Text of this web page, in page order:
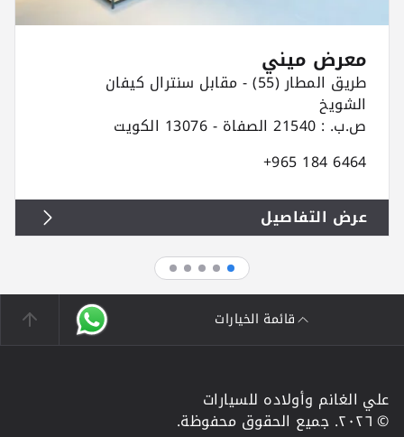
معرض ميني
طريق المطار (55) - مقابل سنترال كيفان
الشويخ
ص.ب. : 21540 الصفاة - 13076 الكويت
+965 184 6464
عرض التفاصيل
قائمة الخيارات
علي الغانم وأولاده للسيارات
© ٢٠٢٦. جميع الحقوق محفوظة.